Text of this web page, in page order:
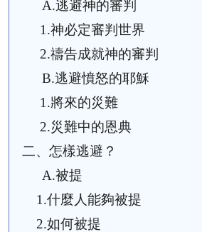
A.逃避神的審判
1.神必定審判世界
2.禱告成就神的審判
B.逃避憤怒的耶穌
1.將來的災難
2.災難中的恩典
二、 怎樣逃避？
A.被提
1.什麼人能夠被提
2.如何被提